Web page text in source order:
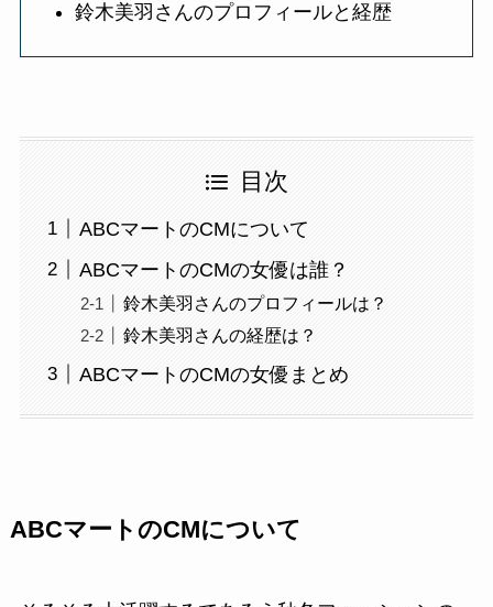
鈴木美羽さんのプロフィールと経歴
目次
ABCマートのCMについて
ABCマートのCMの女優は誰？
鈴木美羽さんのプロフィールは？
鈴木美羽さんの経歴は？
ABCマートのCMの女優まとめ
ABCマートのCMについて